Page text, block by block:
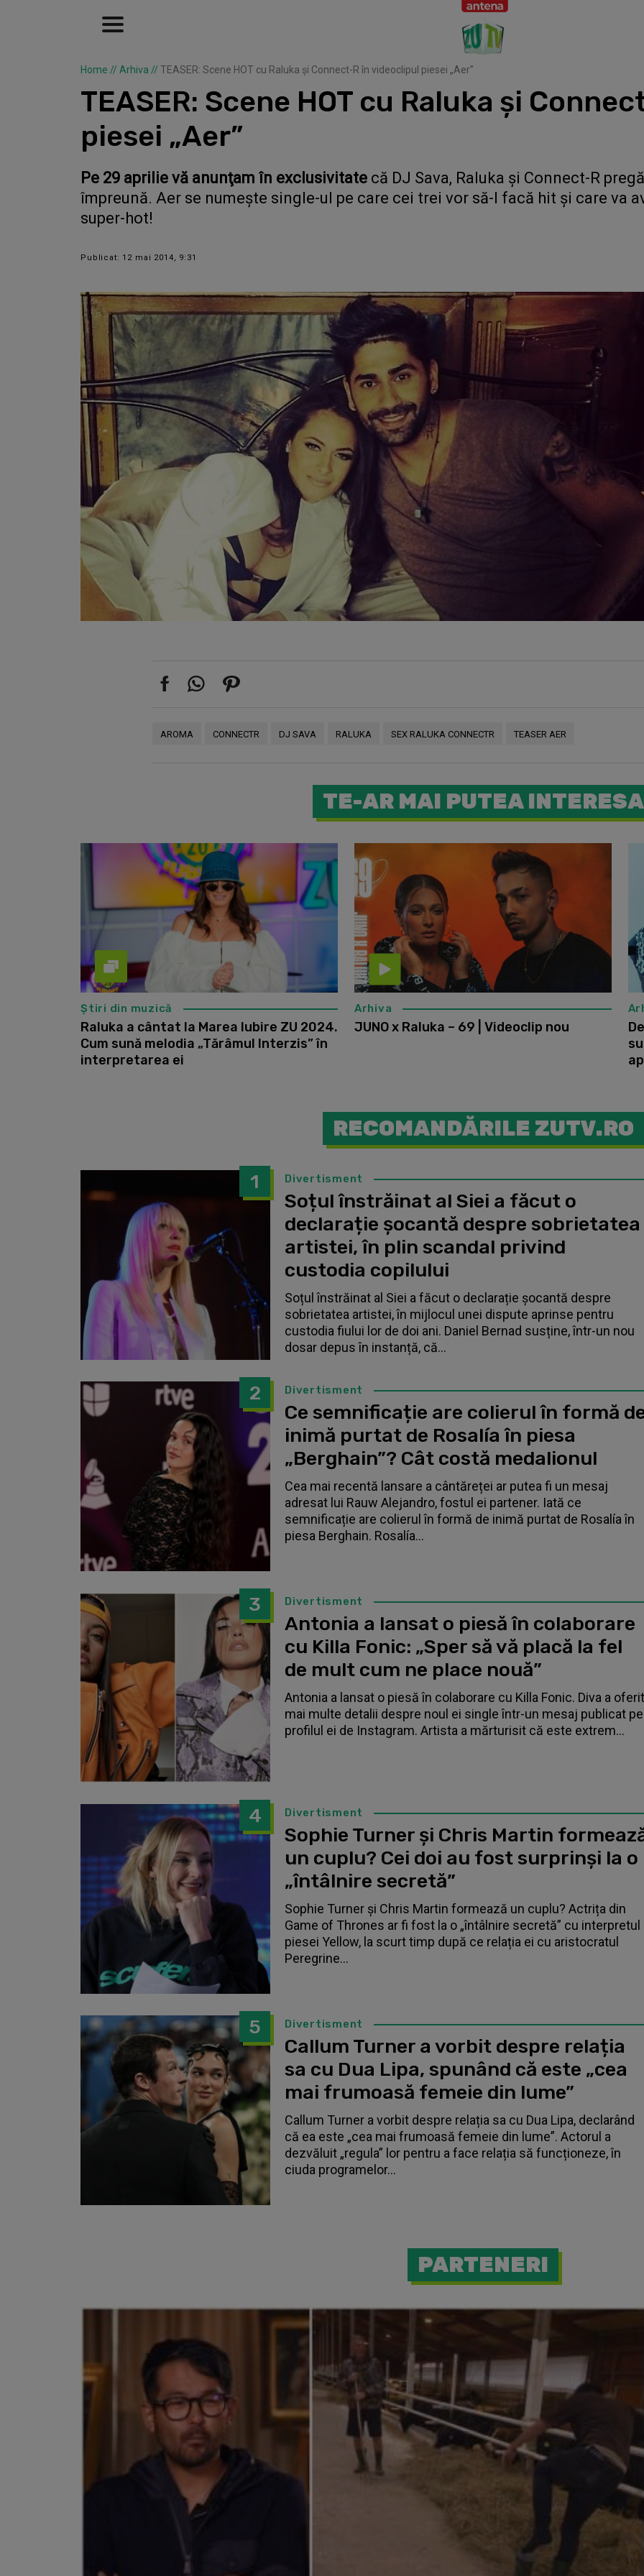
Home // Arhiva // TEASER: Scene HOT cu Raluka şi Connect-R în videoclipul piesei „Aer”
TEASER: Scene HOT cu Raluka şi
piesei „Aer”
Pe 29 aprilie vă anunţam în exclusivitate că DJ Sava, Raluka şi Connect-R
împreună. Aer se numeşte single-ul pe care cei trei vor să-l facă hit şi care va
super-hot!
Publicat: 12 mai 2014, 9:31
AROMA CONNECTR DJ SAVA RALUKA SEX RALUKA CONNECTR TEASER AER
TE-AR MAI PUTEA INTERESA
Știri din muzică
Raluka a cântat la Marea Iubire ZU 2024.
Cum sună melodia „Tărâmul Interzis” în
interpretarea ei
Arhiva
JUNO x Raluka – 69 | Videoclip nou
RECOMANDĂRILE ZUTV.RO
1 Divertisment
Soțul înstrăinat al Siei a făcut o
declarație șocantă despre sobrietatea
artistei, în plin scandal privind
custodia copilului
Soțul înstrăinat al Siei a făcut o declarație șocantă despre
sobrietatea artistei, în mijlocul unei dispute aprinse pentru
custodia fiului lor de doi ani. Daniel Bernad susține, într-un nou
dosar depus în instanță, că...
2 Divertisment
Ce semnificație are colierul în formă
inimă purtat de Rosalía în piesa
„Berghain”? Cât costă medalionul
Cea mai recentă lansare a cântăreței ar putea fi un mesaj
adresat lui Rauw Alejandro, fostul ei partener. Iată ce
semnificație are colierul în formă de inimă purtat de Rosalía în
piesa Berghain. Rosalía...
3 Divertisment
Antonia a lansat o piesă în colaborare
cu Killa Fonic: „Sper să vă placă la fel
de mult cum ne place nouă”
Antonia a lansat o piesă în colaborare cu Killa Fonic. Diva a oferit
mai multe detalii despre noul ei single într-un mesaj publicat pe
profilul ei de Instagram. Artista a mărturisit că este extrem...
4 Divertisment
Sophie Turner și Chris Martin
un cuplu? Cei doi au fost surprinși la o
„întâlnire secretă”
Sophie Turner și Chris Martin formează un cuplu? Actrița din
Game of Thrones ar fi fost la o „întâlnire secretă” cu interpretul
piesei Yellow, la scurt timp după ce relația ei cu aristocratul
Peregrine...
5 Divertisment
Callum Turner a vorbit despre relația
sa cu Dua Lipa, spunând că este „cea
mai frumoasă femeie din lume”
Callum Turner a vorbit despre relația sa cu Dua Lipa, declarând
că ea este „cea mai frumoasă femeie din lume”. Actorul a
dezvăluit „regula” lor pentru a face relația să funcționeze, în
ciuda programelor...
PARTENERI